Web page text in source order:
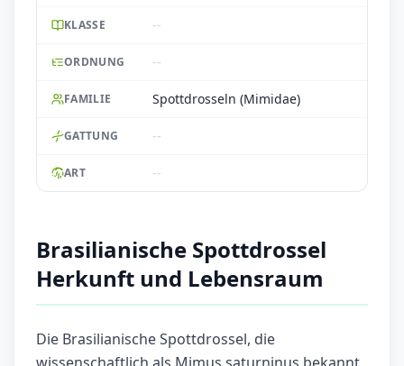
KLASSE --
ORDNUNG --
FAMILIE Spottdrosseln (Mimidae)
GATTUNG --
ART --
Brasilianische Spottdrossel
Herkunft und Lebensraum
Die Brasilianische Spottdrossel, die